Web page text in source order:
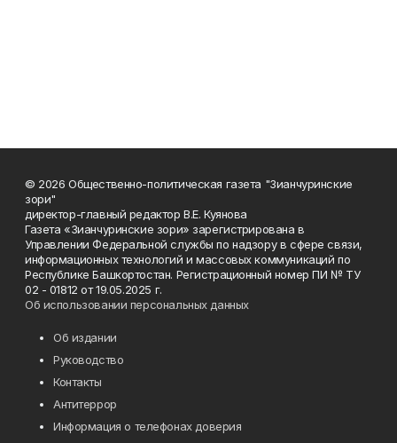
© 2026 Общественно-политическая газета "Зианчуринские
зори"
директор-главный редактор В.Е. Куянова
Газета «Зианчуринские зори» зарегистрирована в
Управлении Федеральной службы по надзору в сфере связи,
информационных технологий и массовых коммуникаций по
Республике Башкортостан. Регистрационный номер ПИ № ТУ
02 - 01812 от 19.05.2025 г.
Об использовании персональных данных
Об издании
Руководство
Контакты
Антитеррор
Информация о телефонах доверия